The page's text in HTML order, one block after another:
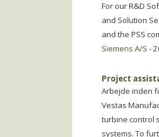
For our R&D
and Solution
and the PSS
Siemens A/S -
Project
Arbejde inden
Vestas
turbine control
systems. To